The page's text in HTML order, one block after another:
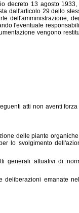
decreto 13 agosto 1933,
dall'articolo 29 dello
dell'amministrazione,
l'eventuale
vengono
atti non aventi forza
delle piante
lo svolgimento
generali attuativi di
deliberazioni emanate